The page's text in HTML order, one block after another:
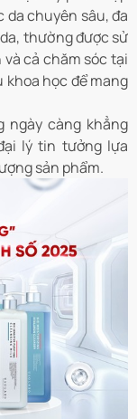
da chuyên sâu, đa
thường được sử
cả chăm sóc tại
học để mang
ngày càng khẳng
lý tin tưởng lựa
sản phẩm.